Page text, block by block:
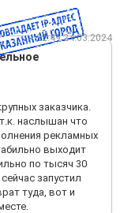
22:49 24.03.2024
заказчика.
наслышан что
рекламных
выходит
по тысяч 30
запустил
туда, вот и